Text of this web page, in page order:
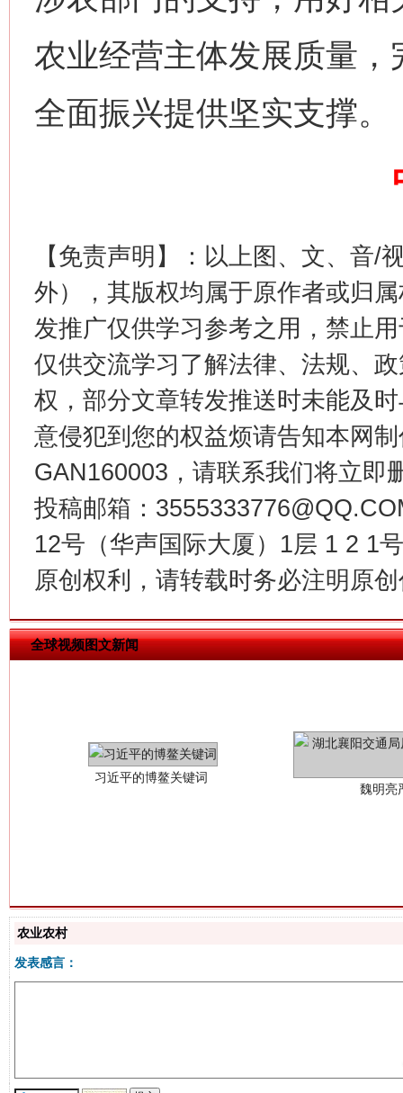
农业经营主体发展质量
全面振兴提供坚实支撑。
【免责声明】：以上图、文、音/
外），其版权均属于原作者或归
发推广仅供学习参考之用，禁止
仅供交流学习了解法律、法规、
权，部分文章转发推送时未能及
意侵犯到您的权益烦请告知本网
GAN160003，请联系我们将立即
投稿邮箱：
12号（华声国际大厦）1层 1 2 1
原创权利，请转载时务必注明原
全球视频图文新闻
谢
在谋一域中谋全局
今
“刷贴”乱象丛生
生
农业农村
发表感言：